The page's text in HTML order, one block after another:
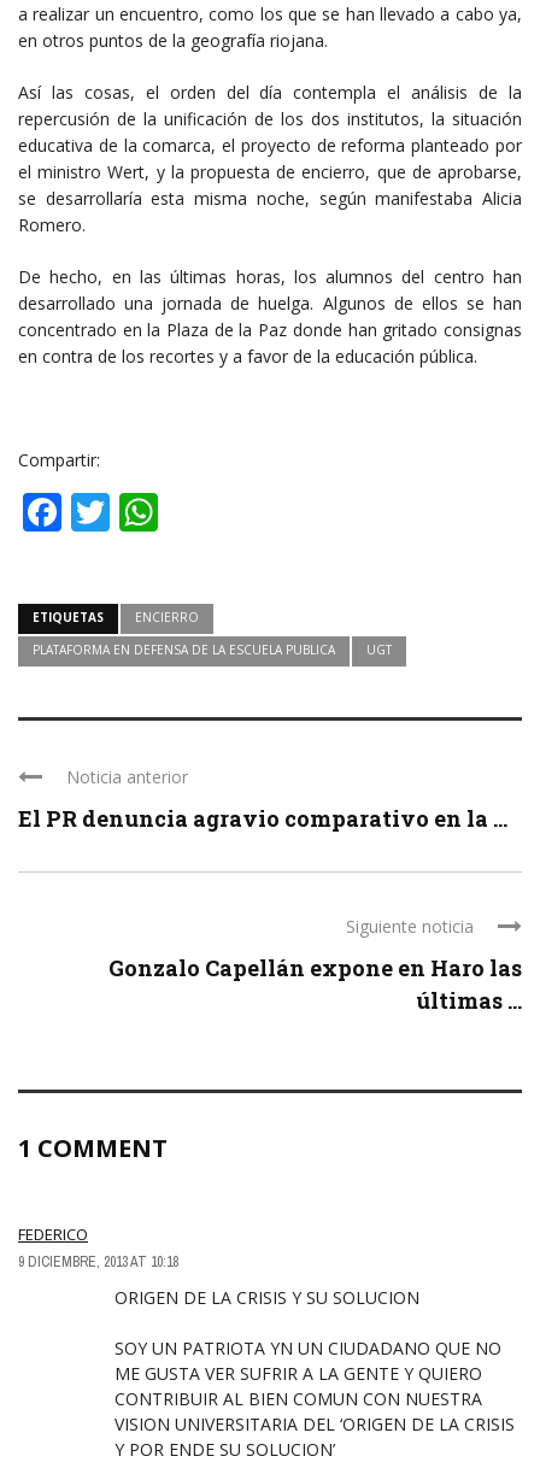
a realizar un encuentro, como los que se han llevado a cabo ya,
en otros puntos de la geografía riojana.
Así las cosas, el orden del día contempla el análisis de la
repercusión de la unificación de los dos institutos, la situación
educativa de la comarca, el proyecto de reforma planteado por
el ministro Wert, y la propuesta de encierro, que de aprobarse,
se desarrollaría esta misma noche, según manifestaba Alicia
Romero.
De hecho, en las últimas horas, los alumnos del centro han
desarrollado una jornada de huelga. Algunos de ellos se han
concentrado en la Plaza de la Paz donde han gritado consignas
en contra de los recortes y a favor de la educación pública.
Compartir:
Facebook
Twitter
ETIQUETAS
ENCIERRO
PLATAFORMA EN DEFENSA DE LA ESCUELA PUBLICA
UGT
Noticia anterior
El PR denuncia agravio comparativo en la ...
Siguiente noticia
Gonzalo Capellán expone en Haro las
últimas ...
1 COMMENT
FEDERICO
9 DICIEMBRE, 2013 AT 10:18
ORIGEN DE LA CRISIS Y SU SOLUCION
SOY UN PATRIOTA YN UN CIUDADANO QUE NO
ME GUSTA VER SUFRIR A LA GENTE Y QUIERO
CONTRIBUIR AL BIEN COMUN CON NUESTRA
VISION UNIVERSITARIA DEL ‘ORIGEN DE LA CRISIS
Y POR ENDE SU SOLUCION’